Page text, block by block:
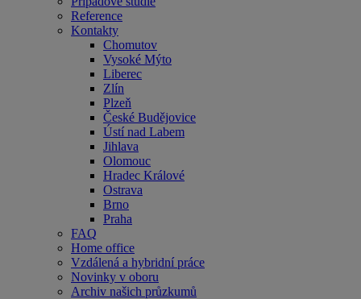
Reference
Kontakty
Chomutov
Vysoké Mýto
Liberec
Zlín
Plzeň
České Budějovice
Ústí nad Labem
Jihlava
Olomouc
Hradec Králové
Ostrava
Brno
Praha
FAQ
Home office
Vzdálená a hybridní práce
Novinky v oboru
Archiv našich průzkumů